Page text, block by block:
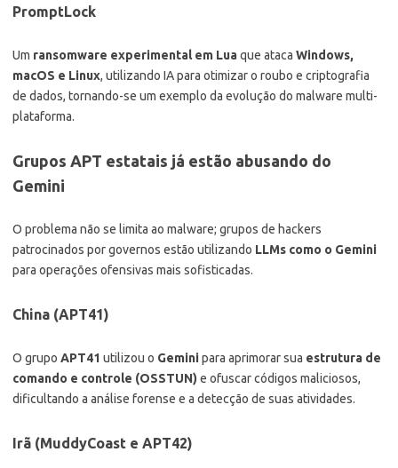
PromptLock
Um ransomware experimental em Luaque ataca Windows,
macOS e Linux, utilizando IA para otimizar o roubo e criptografia
de dados, tornando-se um exemplo da evolução do malware multi-
plataforma.
Grupos APT estatais já estão abusando do
Gemini
O problema não se limita ao malware; grupos de hackers
patrocinados por governos estão utilizando LLMs como o Gemini
para operações ofensivas mais sofisticadas.
China (APT41)
O grupo APT41 utilizou o Geminipara aprimorar sua estrutura de
comando e controle (OSSTUN) e ofuscar códigos maliciosos,
dificultando a análise forense e a detecção de suas atividades.
Irã (MuddyCoast e APT42)